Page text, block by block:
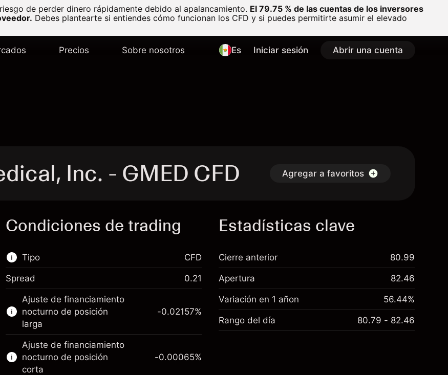
de perder dinero rápidamente debido al apalancamiento. El 79.75 % de las cuentas de los inversores
Debes plantearte si entiendes cómo funcionan los CFD y si puedes permitirte asumir el elevado
Precios Sobre nosotros Es Iniciar sesión Abrir una cuenta
Inc. - GMED CFD Agregar a favoritos
Condiciones de trading
Tipo
Este mercado financiero está disponible para
hacer trading con CFD.
Obtén más información sobre:
CFD
CFD
Spread 0.21
Ajuste de financiamiento
nocturno de posición
larga
-0.02157%
Ajuste de financiamiento
nocturno de posición
corta
-0.00065%
Estadísticas clave
Cierre anterior 80.99
Apertura 82.46
Variación en 1 añon 56.44%
Rango del día 80.79 - 82.46